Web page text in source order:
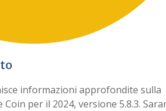
informazioni approfondite sulla
per il 2024, versione 5.8.3.